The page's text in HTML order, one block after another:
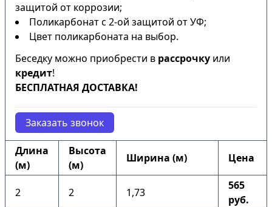
защитой от коррозии;
Поликарбонат с 2-ой защитой от УФ;
Цвет поликарбоната на выбор.
Беседку можно приобрести в рассрочку или
кредит!
БЕСПЛАТНАЯ ДОСТАВКА!
Заказать звонок
Длина
(м)
Высота
(м)
Ширина (м) Цена
2 2 1,73
565
руб.